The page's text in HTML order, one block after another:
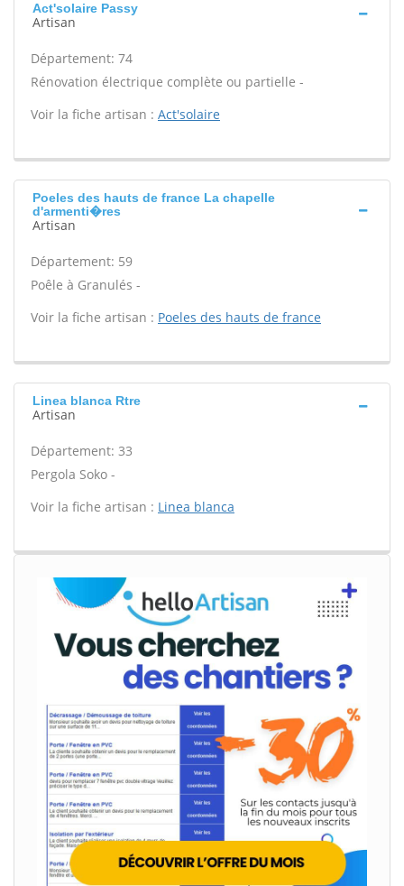
Act'solaire Passy
Artisan
Département: 74
Rénovation électrique complète ou partielle -
Voir la fiche artisan : Act'solaire
Poeles des hauts de france La chapelle
d'armenti�res
Artisan
Département: 59
Poêle à Granulés -
Voir la fiche artisan : Poeles des hauts de france
Linea blanca Rtre
Artisan
Département: 33
Pergola Soko -
Voir la fiche artisan : Linea blanca